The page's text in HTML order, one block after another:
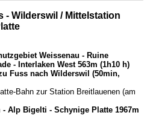
- Wilderswil / Mittelstation
Weissenau - Ruine
- Interlaken West 563m (1h10 h)
Fuss nach Wilderswil (50min,
Bahn zur Station Breitlauenen (am
Alp Bigelti - Schynige Platte 1967m